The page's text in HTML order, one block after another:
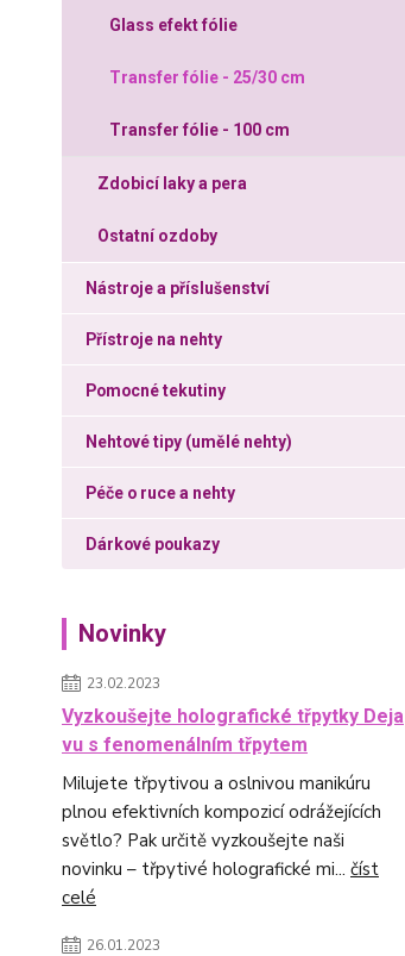
Glass efekt fólie
Transfer fólie - 25/30 cm
Transfer fólie - 100 cm
Zdobicí laky a pera
Ostatní ozdoby
Nástroje a příslušenství
Přístroje na nehty
Pomocné tekutiny
Nehtové tipy (umělé nehty)
Péče o ruce a nehty
Dárkové poukazy
Novinky
23.02.2023
Vyzkoušejte holografické třpytky Deja
vu s fenomenálním třpytem
Milujete třpytivou a oslnivou manikúru
plnou efektivních kompozicí odrážejících
světlo? Pak určitě vyzkoušejte naši
novinku – třpytivé holografické mi... číst
celé
26.01.2023